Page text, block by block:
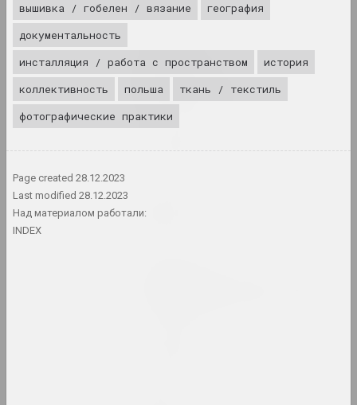
GOO
Леся Пчёлка
Great Stone
2024. персональная выставка
Limbo
вышивка / гобелен / вязание
география
документальность
инсталляция / работа с пространством
история
коллективность
польша
ткань / текстиль
фотографические практики
Page created 28.12.2023
Last modified 28.12.2023
Над материалом работали:
INDEX